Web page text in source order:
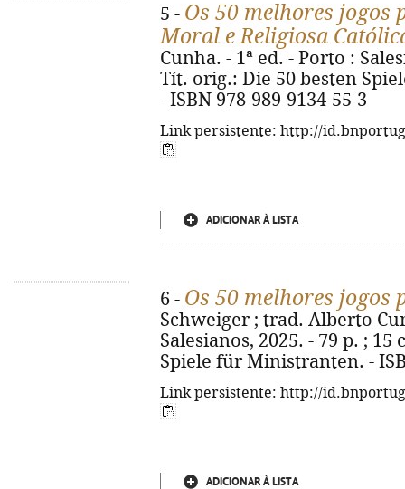
5 - Os 50 melhores jogos
Moral e Religiosa
Cunha. - 1ª ed. - Porto :
Tít. orig.: Die 50 besten
- ISBN 978-989-9134-55-3
Link persistente: http://
ADICIONAR À LISTA
6 - Os 50 melhores jogos
Schweiger ; trad. Alberto
Salesianos, 2025. - 79 p. ;
Spiele für Ministranten. -
Link persistente: http://
ADICIONAR À LISTA